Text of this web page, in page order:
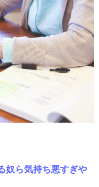
奴ら気持ち悪すぎや